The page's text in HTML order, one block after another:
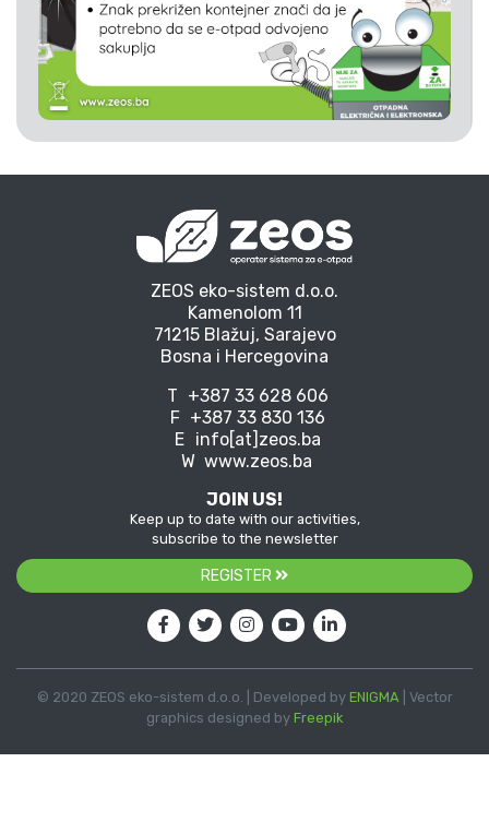
ZEOS eko-sistem d.o.o.
Kamenolom 11
71215 Blažuj, Sarajevo
Bosna i Hercegovina
T +387 33 628 606
F +387 33 830 136
E info[at]zeos.ba
W www.zeos.ba
JOIN US!
Keep up to date with our activities,
subscribe to the newsletter
REGISTER
© 2020 ZEOS eko-sistem d.o.o. | Developed by ENIGMA| Vector
graphics designed by Freepik